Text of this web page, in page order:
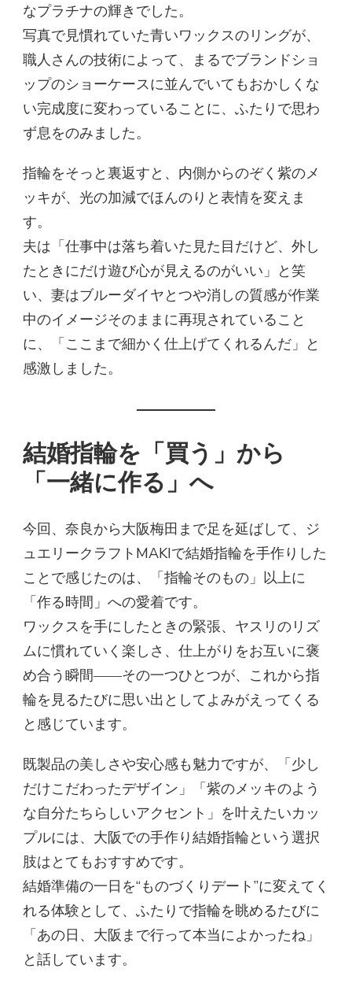
なプラチナの輝きでした。
写真で見慣れていた青いワックスのリングが、
職人さんの技術によって、まるでブランドショ
ップのショーケースに並んでいてもおかしくな
い完成度に変わっていることに、ふたりで思わ
ず息をのみました。
指輪をそっと裏返すと、内側からのぞく紫のメ
ッキが、光の加減でほんのりと表情を変えま
す。
夫は「仕事中は落ち着いた見た目だけど、外し
たときにだけ遊び心が見えるのがいい」と笑
い、妻はブルーダイヤとつや消しの質感が作業
中のイメージそのままに再現されていること
に、「ここまで細かく仕上げてくれるんだ」と
感激しました。
結婚指輪を「買う」から
「一緒に作る」へ
今回、奈良から大阪梅田まで足を延ばして、ジ
ュエリークラフトMAKIで結婚指輪を手作りした
ことで感じたのは、「指輪そのもの」以上に
「作る時間」への愛着です。
ワックスを手にしたときの緊張、ヤスリのリズ
ムに慣れていく楽しさ、仕上がりをお互いに褒
め合う瞬間――その一つひとつが、これから指
輪を見るたびに思い出としてよみがえってくる
と感じています。
既製品の美しさや安心感も魅力ですが、「少し
だけこだわったデザイン」「紫のメッキのよう
な自分たちらしいアクセント」を叶えたいカッ
プルには、大阪での手作り結婚指輪という選択
肢はとてもおすすめです。
結婚準備の一日を“ものづくりデート”に変えてく
れる体験として、ふたりで指輪を眺めるたびに
「あの日、大阪まで行って本当によかったね」
と話しています。